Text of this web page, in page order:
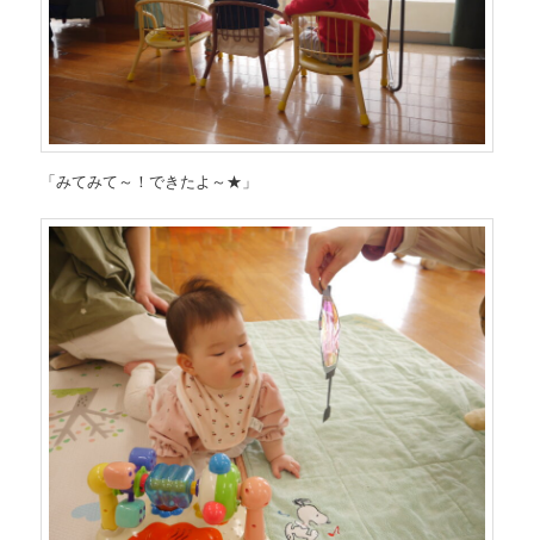
「みてみて～！できたよ～★」